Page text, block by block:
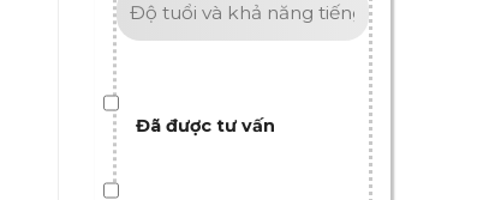
Đã được tư vấn